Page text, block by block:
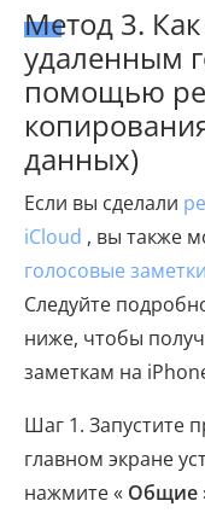
Метод 3.
удаленным
помощью
данных)
Если вы сделали
iCloud , вы также
голосовые
Следуйте
ниже, чтобы
заметкам на
Шаг 1. Запустите
главном экране
нажмите « Общие